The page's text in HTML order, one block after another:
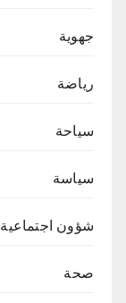
جهوية
رياضة
سياحة
سياسة
شؤون اجتماعية
صحة